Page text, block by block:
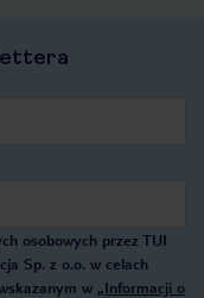
osobowych przez TUI
Sp. z o.o. w celach
w „Informacji o